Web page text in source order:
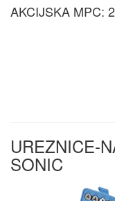
AKCIJSKA MPC:
UREZNICE-
SONIC